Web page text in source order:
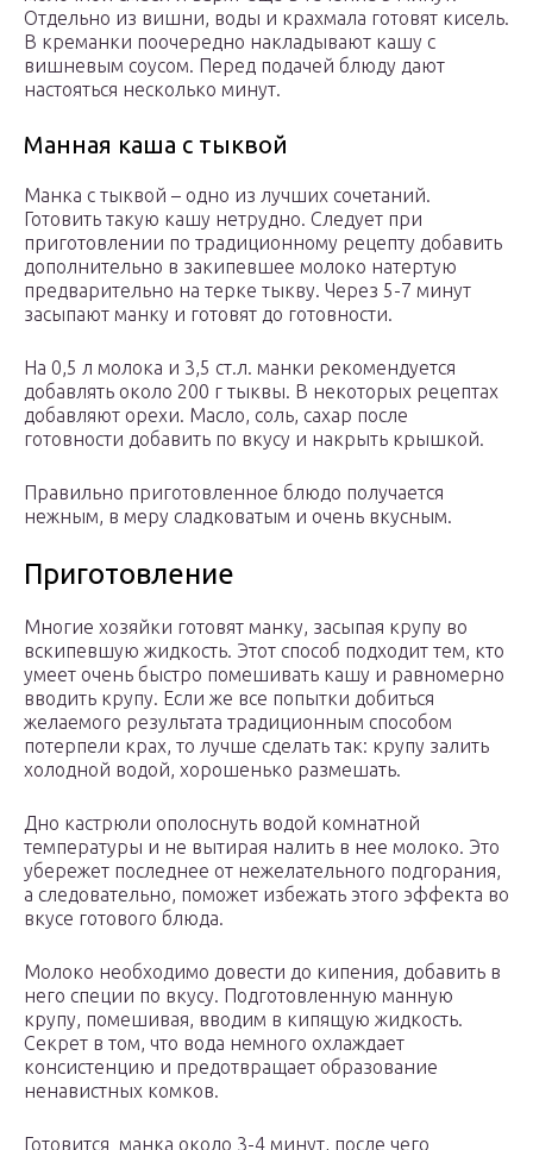
Отдельно из вишни, воды и крахмала готовят кисель.
В креманки поочередно накладывают кашу с
вишневым соусом. Перед подачей блюду дают
настояться несколько минут.
Манная каша с тыквой
Манка с тыквой – одно из лучших сочетаний.
Готовить такую кашу нетрудно. Следует при
приготовлении по традиционному рецепту добавить
дополнительно в закипевшее молоко натертую
предварительно на терке тыкву. Через 5-7 минут
засыпают манку и готовят до готовности.
На 0,5 л молока и 3,5 ст.л. манки рекомендуется
добавлять около 200 г тыквы. В некоторых рецептах
добавляют орехи. Масло, соль, сахар после
готовности добавить по вкусу и накрыть крышкой.
Правильно приготовленное блюдо получается
нежным, в меру сладковатым и очень вкусным.
Приготовление
Многие хозяйки готовят манку, засыпая крупу во
вскипевшую жидкость. Этот способ подходит тем, кто
умеет очень быстро помешивать кашу и равномерно
вводить крупу. Если же все попытки добиться
желаемого результата традиционным способом
потерпели крах, то лучше сделать так: крупу залить
холодной водой, хорошенько размешать.
Дно кастрюли ополоснуть водой комнатной
температуры и не вытирая налить в нее молоко. Это
убережет последнее от нежелательного подгорания,
а следовательно, поможет избежать этого эффекта во
вкусе готового блюда.
Молоко необходимо довести до кипения, добавить в
него специи по вкусу. Подготовленную манную
крупу, помешивая, вводим в кипящую жидкость.
Секрет в том, что вода немного охлаждает
консистенцию и предотвращает образование
ненавистных комков.
Готовится манка около 3-4 минут, после чего